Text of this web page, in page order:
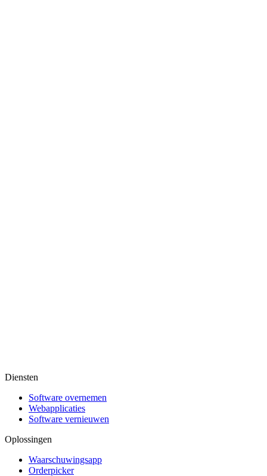
Diensten
Software overnemen
Webapplicaties
Software vernieuwen
Oplossingen
Waarschuwingsapp
Orderpicker